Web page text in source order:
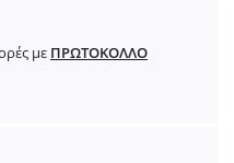
με ΠΡΩΤΟΚΟΛΛΟ